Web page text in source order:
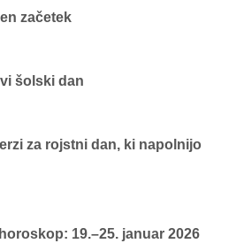
začetek
šolski dan
za rojstni dan, ki napolnijo
19.–25. januar 2026